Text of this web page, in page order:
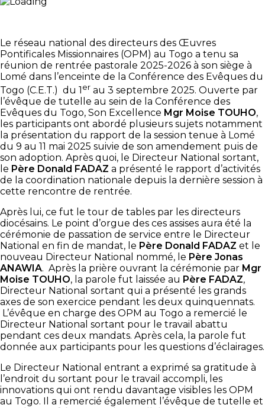
Le réseau national des directeurs des Œuvres
Pontificales Missionnaires (OPM) au Togo a tenu sa
réunion de rentrée pastorale 2025-2026 à son siège à
Lomé dans l’enceinte de la Conférence des Evêques du
Togo (C.E.T.) du 1 er au 3 septembre 2025. Ouverte par
l’évêque de tutelle au sein de la Conférence des
Evêques du Togo, Son Excellence Mgr Moise TOUHO,
les participants ont abordé plusieurs sujets notamment
la présentation du rapport de la session tenue à Lomé
du 9 au 11 mai 2025 suivie de son amendement puis de
son adoption. Après quoi, le Directeur National sortant,
le Père Donald FADAZ a présenté le rapport d’activités
de la coordination nationale depuis la dernière session à
cette rencontre de rentrée.
Après lui, ce fut le tour de tables par les directeurs
diocésains. Le point d’orgue des ces assises aura été la
cérémonie de passation de service entre le Directeur
National en fin de mandat, le Père Donald FADAZ et le
nouveau Directeur National nommé, le Père Jonas
ANAWIA. Après la prière ouvrant la cérémonie par Mgr
Moise TOUHO, la parole fut laissée au Père FADAZ,
Directeur National sortant qui a présenté les grands
axes de son exercice pendant les deux quinquennats.
L’évêque en charge des OPM au Togo a remercié le
Directeur National sortant pour le travail abattu
pendant ces deux mandats. Après cela, la parole fut
donnée aux participants pour les questions d’éclairages.
Le Directeur National entrant a exprimé sa gratitude à
l’endroit du sortant pour le travail accompli, les
innovations qui ont rendu davantage visibles les OPM
au Togo. Il a remercié également l’évêque de tutelle et